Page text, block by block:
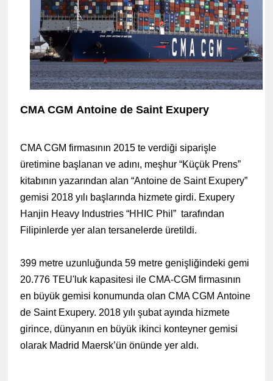
CMA CGM Antoine de Saint Exupery
CMA CGM firmasının 2015 te verdiği siparişle
üretimine başlanan ve adını, meşhur “Küçük Prens”
kitabının yazarından alan “Antoine de Saint Exupery”
gemisi 2018 yılı başlarında hizmete girdi. Exupery
Hanjin Heavy Industries “HHIC Phil” tarafından
Filipinlerde yer alan tersanelerde üretildi.
399 metre uzunluğunda 59 metre genişliğindeki gemi
20.776 TEU'luk kapasitesi ile CMA-CGM firmasının
en büyük gemisi konumunda olanCMA CGM Antoine
de Saint Exupery. 2018 yılı şubat ayında hizmete
girince, dünyanın en büyük ikinci konteyner gemisi
olarak Madrid Maersk’ün önünde yer aldı.